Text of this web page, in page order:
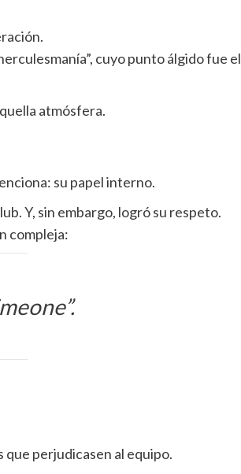
cuyo punto álgido fue el
atmósfera.
su papel interno.
Y, sin embargo, logró su respeto.
compleja:
perjudicasen al equipo.